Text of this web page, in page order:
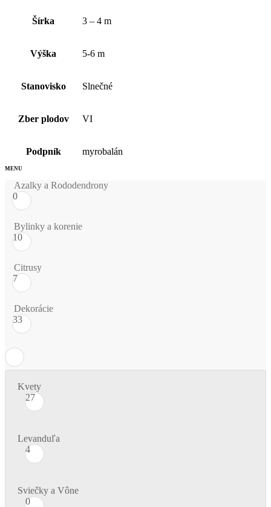
Šírka 3 – 4 m
Výška 5-6 m
Stanovisko Slnečné
Zber plodov VI
Podpník myrobalán
Azalky a Rododendrony
0
Bylinky a korenie
10
Citrusy
7
Dekorácie
33
Kvety
27
Levanduľa
4
Sviečky a Vône
0